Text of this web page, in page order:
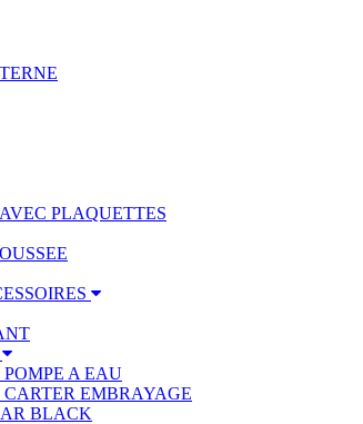
PLAQUETTES
A EAU
CARTER EMBRAYAGE
BLACK